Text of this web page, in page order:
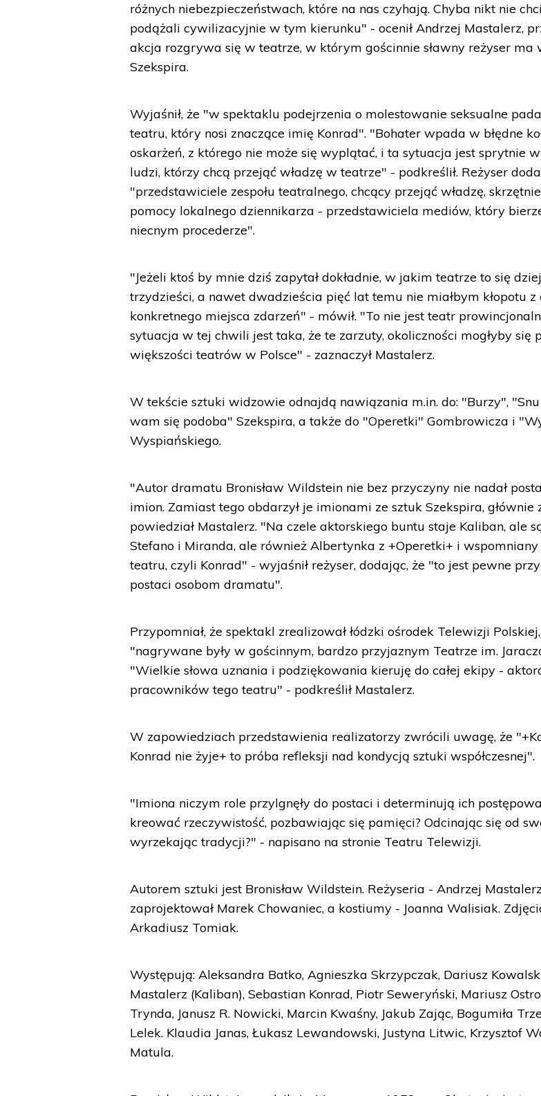
różnych niebezpieczeństwach, które na nas czyhają. Chyba nikt nie
podążali cywilizacyjnie w tym kierunku" - ocenił Andrzej Mastalerz,
akcja rozgrywa się w teatrze, w którym gościnnie sławny reżyser ma
Szekspira.
Wyjaśnił, że "w spektaklu podejrzenia o molestowanie seksualne
teatru, który nosi znaczące imię Konrad". "Bohater wpada w błędne
oskarżeń, z którego nie może się wyplątać, i ta sytuacja jest sprytnie
ludzi, którzy chcą przejąć władzę w teatrze" - podkreślił. Reżyser
"przedstawiciele zespołu teatralnego, chcący przejąć władzę,
pomocy lokalnego dziennikarza - przedstawiciela mediów, który
niecnym procederze".
"Jeżeli ktoś by mnie dziś zapytał dokładnie, w jakim teatrze to się
trzydzieści, a nawet dwadzieścia pięć lat temu nie miałbym kłopotu z
konkretnego miejsca zdarzeń" - mówił. "To nie jest teatr
sytuacja w tej chwili jest taka, że te zarzuty, okoliczności mogłyby się
większości teatrów w Polsce" - zaznaczył Mastalerz.
W tekście sztuki widzowie odnajdą nawiązania m.in. do: "Burzy",
wam się podoba" Szekspira, a także do "Operetki" Gombrowicza i
Wyspiańskiego.
"Autor dramatu Bronisław Wildstein nie bez przyczyny nie nadał
imion. Zamiast tego obdarzył je imionami ze sztuk Szekspira, głównie
powiedział Mastalerz. "Na czele aktorskiego buntu staje Kaliban, ale
Stefano i Miranda, ale również Albertynka z +Operetki+ i
teatru, czyli Konrad" - wyjaśnił reżyser, dodając, że "to jest pewne
postaci osobom dramatu".
Przypomniał, że spektakl zrealizował łódzki ośrodek Telewizji
"nagrywane były w gościnnym, bardzo przyjaznym Teatrze im.
"Wielkie słowa uznania i podziękowania kieruję do całej ekipy -
pracowników tego teatru" - podkreślił Mastalerz.
W zapowiedziach przedstawienia realizatorzy zwrócili uwagę, że
Konrad nie żyje+ to próba refleksji nad kondycją sztuki współczesnej".
"Imiona niczym role przylgnęły do postaci i determinują ich
kreować rzeczywistość, pozbawiając się pamięci? Odcinając się od
wyrzekając tradycji?" - napisano na stronie Teatru Telewizji.
Autorem sztuki jest Bronisław Wildstein. Reżyseria - Andrzej
zaprojektował Marek Chowaniec, a kostiumy - Joanna Walisiak.
Arkadiusz Tomiak.
Występują: Aleksandra Batko, Agnieszka Skrzypczak, Dariusz
Mastalerz (Kaliban), Sebastian Konrad, Piotr Seweryński, Mariusz
Trynda, Janusz R. Nowicki, Marcin Kwaśny, Jakub Zając, Bogumiła
Lelek. Klaudia Janas, Łukasz Lewandowski, Justyna Litwic, Krzysztof
Matula.